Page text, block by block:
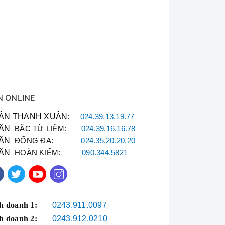
ONLINE
THANH XUÂN : 024.39.13.19.77
BẮC TỪ LIÊM: 024.39.16.16.78
ĐỐNG ĐA:024.35.20.20.20
HOÀN KIẾM:090.344.5821
doanh 1:
0243.911.0097
doanh 2:
0243.912.0210